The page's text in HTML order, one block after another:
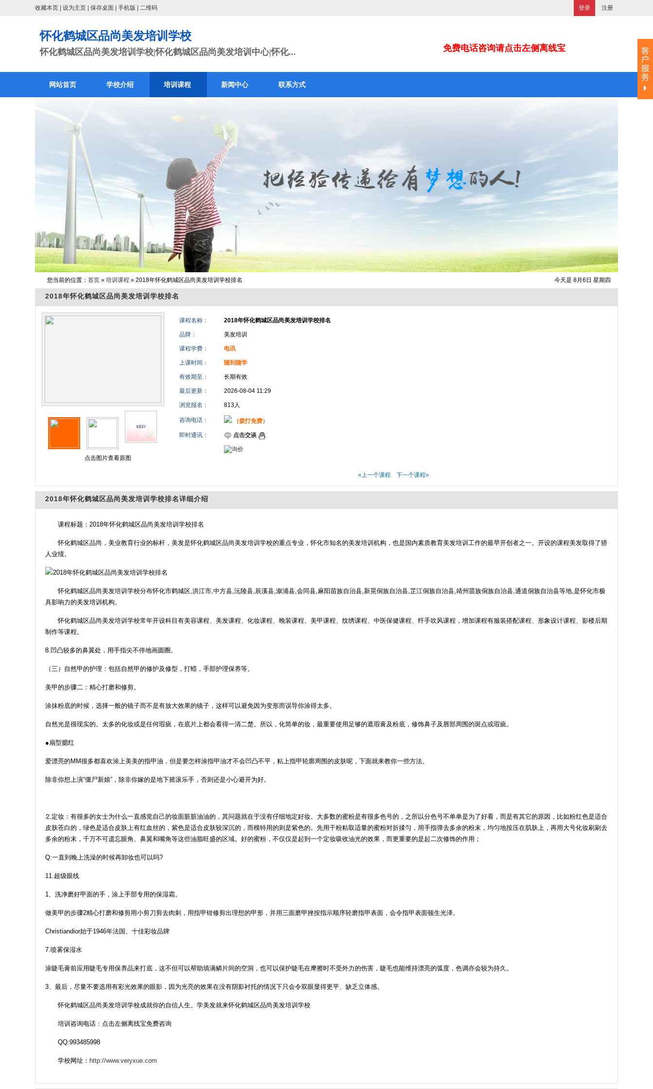
收藏本页 设为主页 保存桌面 手机版 二维码 登录 注册
免费电话咨询请点击左侧离线宝
怀化鹤城区品尚美发培训学校
怀化鹤城区品尚美发培训学校|怀化鹤城区品尚美发培训中心|怀化...
网站首页 学校介绍 培训课程 新闻中心 联系方式
今天是 8月6日 星期四
您当前的位置： 首页 » 培训课程 » 2018年怀化鹤城区品尚美发培训学校排名
2018年怀化鹤城区品尚美发培训学校排名
点击图片查看原图
课程名称： 2018年怀化鹤城区品尚美发培训学校排名
品牌： 美发培训
课程学费： 电讯
上课时间： 随到随学
有效期至： 长期有效
最后更新： 2026-08-04 11:29
浏览报名： 813人
咨询电话： （拨打免费）
即时通讯： 点击交谈
«上一个课程 下一个课程»
2018年怀化鹤城区品尚美发培训学校排名详细介绍
课程标题：2018年怀化鹤城区品尚美发培训学校排名
怀化鹤城区品尚，美业教育行业的标杆，美发是怀化鹤城区品尚美发培训学校的重点专业，怀化市知名的美发培训机构，也是国内素质教育美发培训工作的最早开创者之一。开设的课程美发取得了骄
人业绩。
怀化鹤城区品尚美发培训学校分布怀化市鹤城区,洪江市,中方县,沅陵县,辰溪县,溆浦县,会同县,麻阳苗族自治县,新晃侗族自治县,芷江侗族自治县,靖州苗族侗族自治县,通道侗族自治县等地,是怀化市极
具影响力的美发培训机构。
怀化鹤城区品尚美发培训学校常年开设科目有美容课程、美发课程、化妆课程、晚装课程、美甲课程、纹绣课程、中医保健课程、纤手吹风课程，增加课程有服装搭配课程、形象设计课程、影楼后期
制作等课程。
8.凹凸较多的鼻翼处，用手指尖不停地画圆圈。
（三）自然甲的护理：包括自然甲的修护及修型，打蜡，手部护理保养等。
美甲的步骤二：精心打磨和修剪。
涂抹粉底的时候，选择一般的镜子而不是有放大效果的镜子，这样可以避免因为变形而误导你涂得太多。
自然光是很现实的。太多的化妆或是任何瑕疵，在底片上都会看得一清二楚。所以，化简单的妆，最重要使用足够的遮瑕膏及粉底，修饰鼻子及唇部周围的斑点或瑕疵。
●扇型腮红
爱漂亮的MM很多都喜欢涂上美美的指甲油，但是要怎样涂指甲油才不会凹凸不平，粘上指甲轮廓周围的皮肤呢，下面就来教你一些方法。
除非你想上演“僵尸新娘”，除非你嫁的是地下摇滚乐手，否则还是小心避开为好。
⒉定妆：有很多的女士为什么一直感觉自己的妆面脏脏油油的，其问题就在于没有仔细地定好妆。大多数的蜜粉是有很多色号的，之所以分色号不单单是为了好看，而是有其它的原因，比如粉红色是适合
皮肤苍白的，绿色是适合皮肤上有红血丝的，紫色是适合皮肤较深沉的，而模特用的则是紫色的。先用干粉粘取适量的蜜粉对折揉匀，用手指弹去多余的粉末，均匀地按压在肌肤上，再用大号化妆刷刷去
多余的粉末，千万不可遗忘眼角、鼻翼和嘴角等这些油脂旺盛的区域。好的蜜粉，不仅仅是起到一个定妆吸收油光的效果，而更重要的是起二次修饰的作用；
Q:一直到晚上洗澡的时候再卸妆也可以吗?
11.超级眼线
1、洗净磨好甲面的手，涂上手部专用的保湿霜。
做美甲的步骤2精心打磨和修剪用小剪刀剪去肉刺，用指甲钳修剪出理想的甲形，并用三面磨甲挫按指示顺序轻磨指甲表面，会令指甲表面顿生光泽。
Christiandior始于1946年法国、十佳彩妆品牌
7.喷雾保湿水
涂睫毛膏前应用睫毛专用保养品来打底，这不但可以帮助填满鳞片间的空洞，也可以保护睫毛在摩擦时不受外力的伤害，睫毛也能维持漂亮的弧度，色调亦会较为持久。
3、最后，尽量不要选用有彩光效果的眼影，因为光亮的效果在没有阴影衬托的情况下只会令双眼显得更平、缺乏立体感。
怀化鹤城区品尚美发培训学校成就你的自信人生。学美发就来怀化鹤城区品尚美发培训学校
培训咨询电话：点击左侧离线宝免费咨询
QQ:993485998
学校网址： http://www.veryxue.com